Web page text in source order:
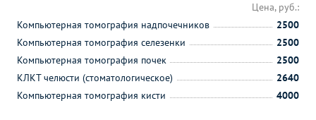
Цена, руб.:
Компьютерная томография надпочечников
2500
Компьютерная томография селезенки
2500
Компьютерная томография почек
2500
КЛКТ челюсти (стоматологическое)
2640
Компьютерная томография кисти
4000